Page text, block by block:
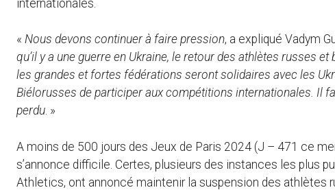
internationales.
« Nous devons continuer à faire pression, a expliqué Vadym
qu’il y a une guerre en Ukraine, le retour des athlètes russes
les grandes et fortes fédérations seront solidaires avec les
Biélorusses de participer aux compétitions internationales. Il
perdu. »
A moins de 500 jours des Jeux de Paris 2024 (J – 471 ce
s’annonce difficile. Certes, plusieurs des instances les plus
Athletics, ont annoncé maintenir la suspension des athlètes